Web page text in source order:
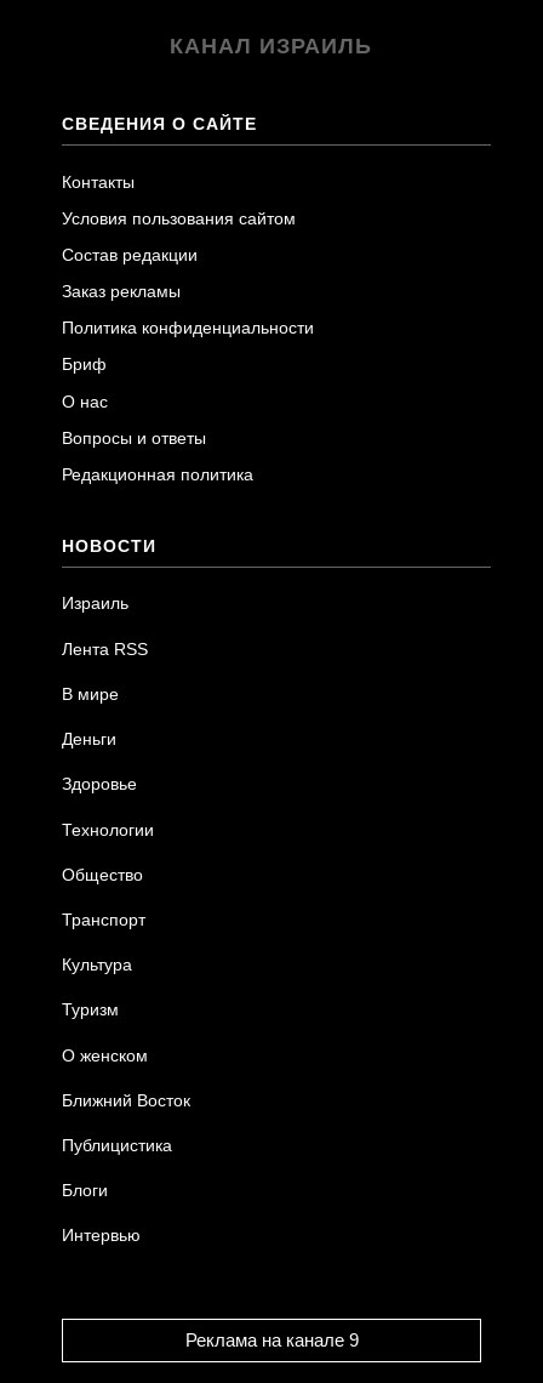
КАНАЛ ИЗРАИЛЬ
СВЕДЕНИЯ О САЙТЕ
Контакты
Условия пользования сайтом
Состав редакции
Заказ рекламы
Политика конфиденциальности
Бриф
О нас
Вопросы и ответы
Редакционная политика
НОВОСТИ
Израиль
Лента RSS
В мире
Деньги
Здоровье
Технологии
Общество
Транспорт
Культура
Туризм
О женском
Ближний Восток
Публицистика
Блоги
Интервью
Реклама на канале 9